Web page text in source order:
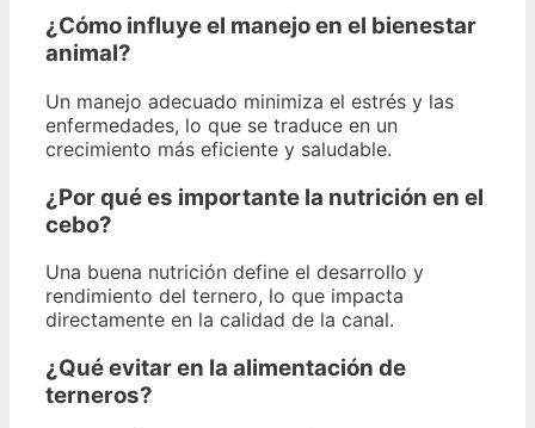
¿Cómo influye el manejo en el bienestar
animal?
Un manejo adecuado minimiza el estrés y las
enfermedades, lo que se traduce en un
crecimiento más eficiente y saludable.
¿Por qué es importante la nutrición en el
cebo?
Una buena nutrición define el desarrollo y
rendimiento del ternero, lo que impacta
directamente en la calidad de la canal.
¿Qué evitar en la alimentación de
terneros?